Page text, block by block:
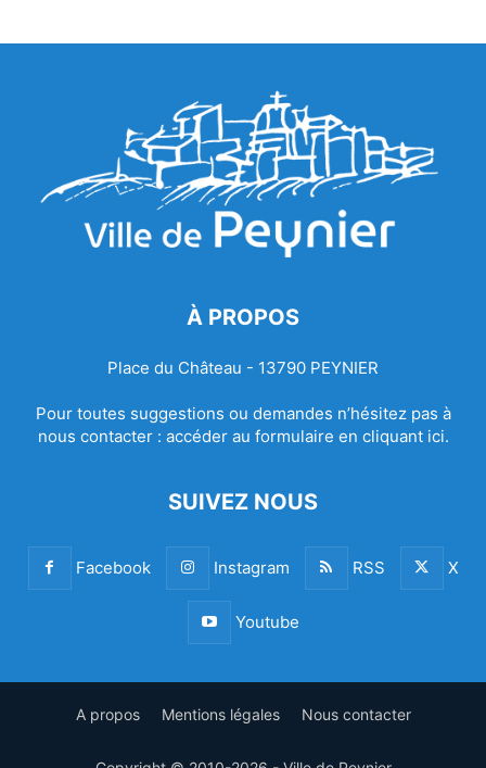
À PROPOS
Place du Château - 13790 PEYNIER
Pour toutes suggestions ou demandes n’hésitez pas à
nous contacter : accéder au formulaire en cliquant ici.
SUIVEZ NOUS
Facebook Instagram RSS X
Youtube
A propos Mentions légales Nous contacter